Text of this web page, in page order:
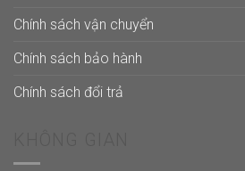
Chính sách vận chuyển
Chính sách bảo hành
Chính sách đổi trả